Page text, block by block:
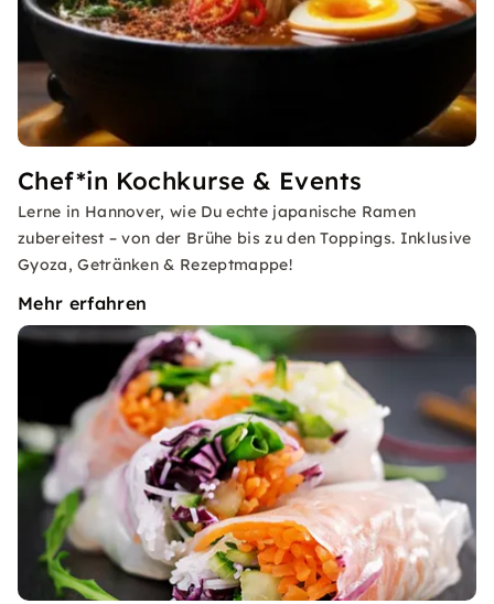
Chef*in Kochkurse & Events
Lerne in Hannover, wie Du echte japanische Ramen
zubereitest – von der Brühe bis zu den Toppings. Inklusive
Gyoza, Getränken & Rezeptmappe!
Mehr erfahren